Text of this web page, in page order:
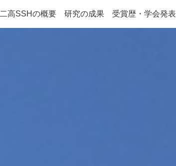
二高SSHの概要 研究の成果 受賞歴・学会発表